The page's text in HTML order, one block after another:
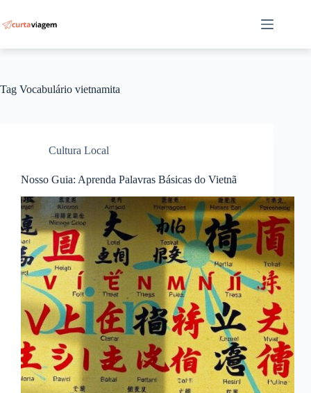
para
o
Tag Vocabulário vietnamita
Cultura Local
Nosso Guia: Aprenda Palavras Básicas do Vietnã